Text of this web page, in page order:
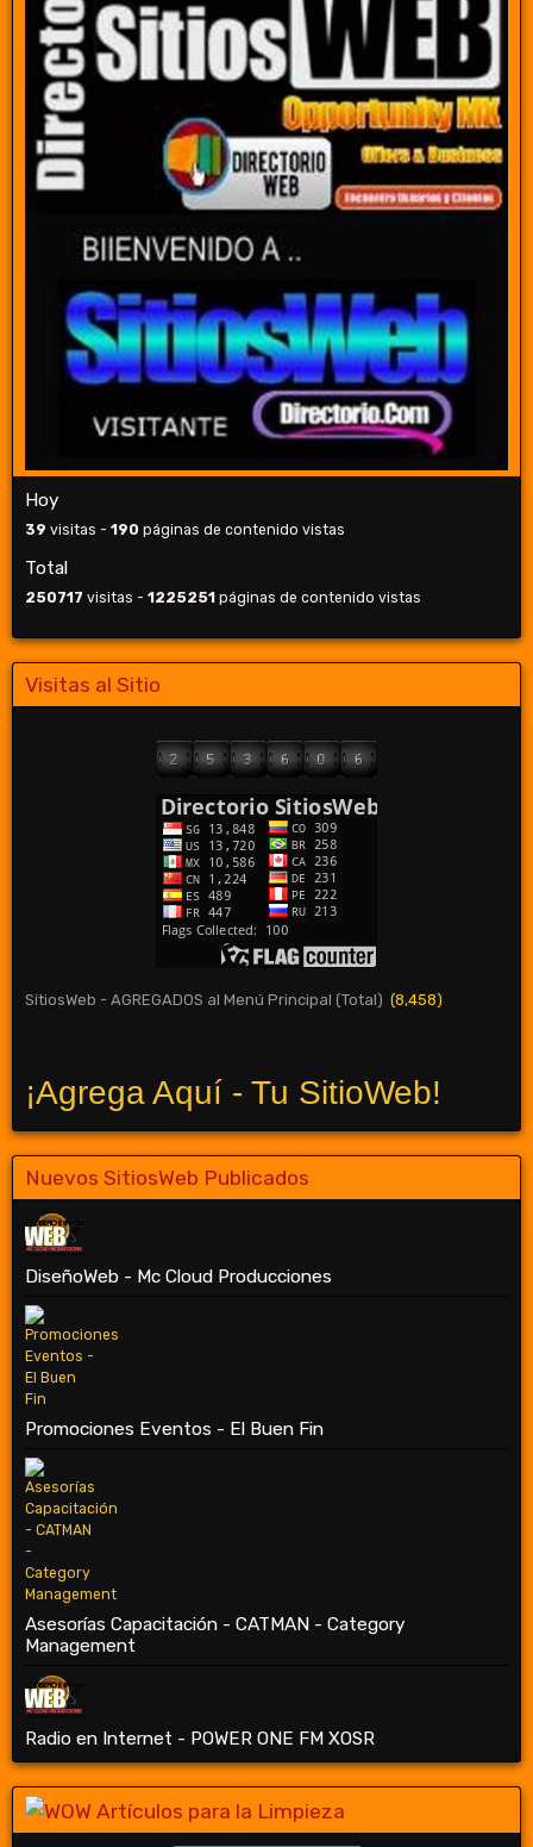
Hoy
39 visitas - 190 páginas de contenido vistas
Total
250717 visitas - 1225251 páginas de contenido vistas
Visitas al Sitio
SitiosWeb - AGREGADOS al Menú Principal (Total) (8,458)
¡Agrega Aquí - Tu SitioWeb!
Nuevos SitiosWeb Publicados
DiseñoWeb - Mc Cloud Producciones
Promociones Eventos - El Buen Fin
Asesorías Capacitación - CATMAN - Category
Management
Radio en Internet - POWER ONE FM XOSR